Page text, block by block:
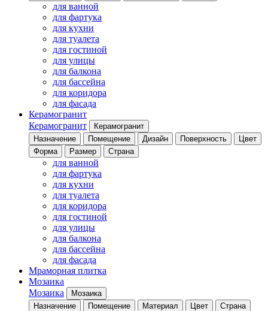
для ванной
для фартука
для кухни
для туалета
для гостиной
для улицы
для балкона
для бассейна
для коридора
для фасада
Керамогранит
Керамогранит
Керамогранит
Назначение
Помещение Дизайн Поверхность
Цвет
Форма
Размер Страна
для ванной
для фартука
для кухни
для туалета
для коридора
для гостиной
для улицы
для балкона
для бассейна
для фасада
Мраморная плитка
Мозаика
Мозаика
Мозаика
Назначение
Помещение Материал Цвет Страна